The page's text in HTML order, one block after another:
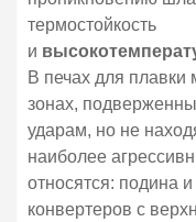
термостойкость
и
В печах для плавки
зонах,
ударам, но не
наиболее
относятся: подина
конвертеров с